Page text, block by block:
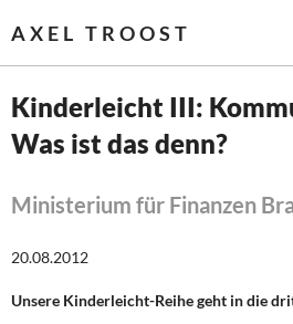
AXEL TROOST
Startseite
Themen
Leitlinien linker Wirtschafts- und
Wirtschaftspolitik
Kinderleicht III:
Was ist das denn?
Ministerium für Finanzen
20.08.2012
Unsere Kinderleicht-Reihe geht in die